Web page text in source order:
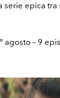
epica tra
agosto – 9